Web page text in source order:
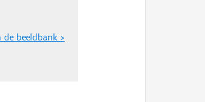
de beeldbank >